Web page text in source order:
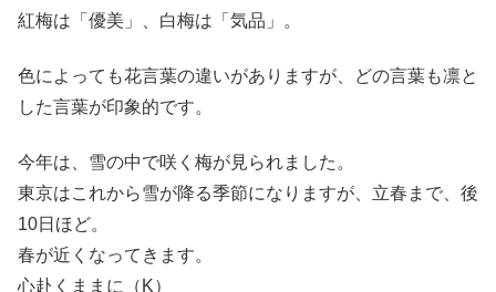
紅梅は「優美」、白梅は「気品」。
色によっても花言葉の違いがありますが、どの言葉も凛と
した言葉が印象的です。
今年は、雪の中で咲く梅が見られました。
東京はこれから雪が降る季節になりますが、立春まで、後
10日ほど。
春が近くなってきます。
心赴くままに（K）